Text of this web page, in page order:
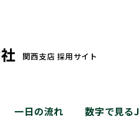
関西支店 採用サイト
一日の流れ 数字で見る